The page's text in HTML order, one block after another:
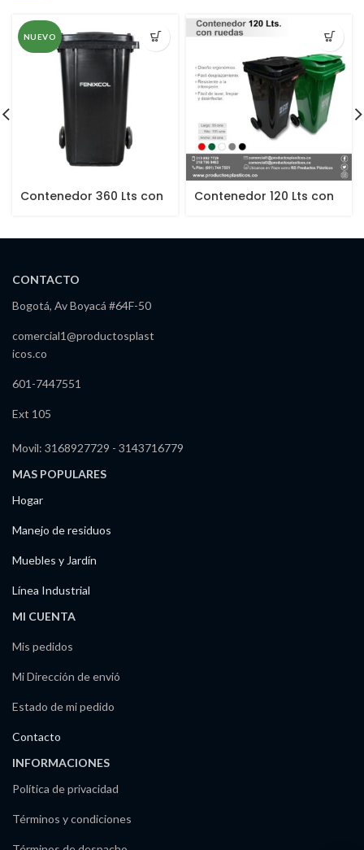
NUEVO
Contenedor 360 Lts con
Contenedor 120 Lts con
CONTACTO
Bogotá, Av Boyacá #64F-50
comercial1@productosplast
icos.co
601-7447551
Ext 105
Movil: 3168927729 - 3143716779
MAS POPULARES
Hogar
Manejo de residuos
Muebles y Jardín
Línea Industrial
MI CUENTA
Mis pedidos
Mi Dirección de envió
Estado de mi pedido
Contacto
INFORMACIONES
Política de privacidad
Términos y condiciones